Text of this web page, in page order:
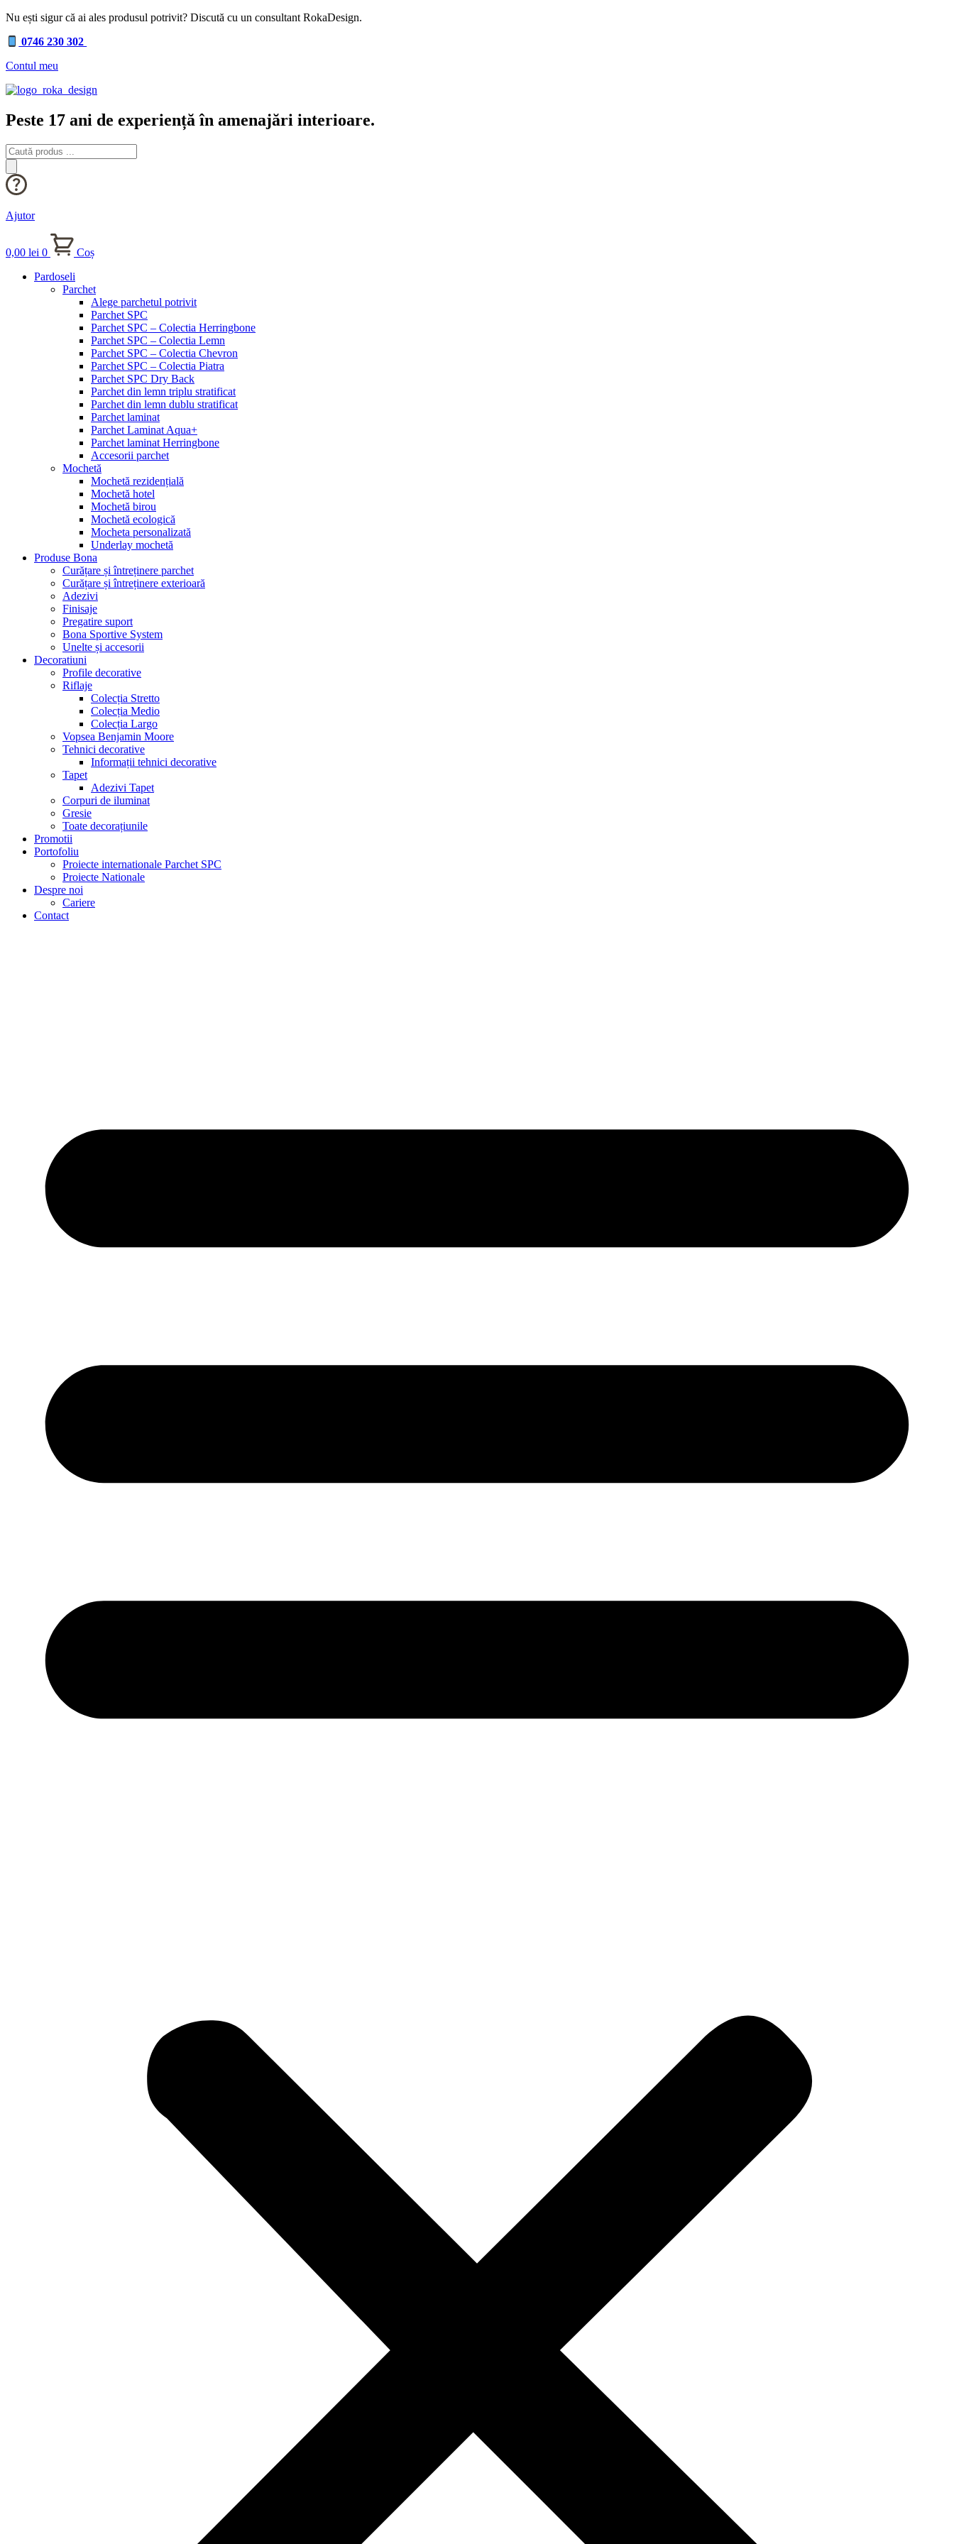
Nu ești sigur că ai ales produsul potrivit? Discută cu un consultant RokaDesign.
0746 230 302
Contul meu
Peste 17 ani de experiență în amenajări interioare.
Products
search
Ajutor
0,00 lei 0
Coș
Pardoseli
Parchet
Alege parchetul potrivit
Parchet SPC
Parchet SPC – Colectia Herringbone
Parchet SPC – Colectia Lemn
Parchet SPC – Colectia Chevron
Parchet SPC – Colectia Piatra
Parchet SPC Dry Back
Parchet din lemn triplu stratificat
Parchet din lemn dublu stratificat
Parchet laminat
Parchet Laminat Aqua+
Parchet laminat Herringbone
Accesorii parchet
Mochetă
Mochetă rezidențială
Mochetă hotel
Mochetă birou
Mochetă ecologică
Mocheta personalizată
Underlay mochetă
Produse Bona
Curățare și întreținere parchet
Curățare și întreținere exterioară
Adezivi
Finisaje
Pregatire suport
Bona Sportive System
Unelte și accesorii
Decoratiuni
Profile decorative
Riflaje
Colecția Stretto
Colecția Medio
Colecția Largo
Vopsea Benjamin Moore
Tehnici decorative
Informații tehnici decorative
Tapet
Adezivi Tapet
Corpuri de iluminat
Gresie
Toate decorațiunile
Promotii
Portofoliu
Proiecte internationale Parchet SPC
Proiecte Nationale
Despre noi
Cariere
Contact